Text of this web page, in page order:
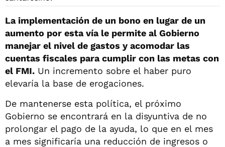
La implementación de un bono en lugar de un
aumento por esta vía le permite al Gobierno
manejar el nivel de gastos y acomodar las
cuentas fiscales para cumplir con las metas con
el FMI. Un incremento sobre el haber puro
elevaría la base de erogaciones.
De mantenerse esta política, el próximo
Gobierno se encontrará en la disyuntiva de no
prolongar el pago de la ayuda, lo que en el mes
a mes significaría una reducción de ingresos o